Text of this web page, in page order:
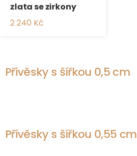
zlata se zirkony
2 240 Kč
Přívěsky s šířkou 0,5 cm
Přívěsky s šířkou 0,55 cm